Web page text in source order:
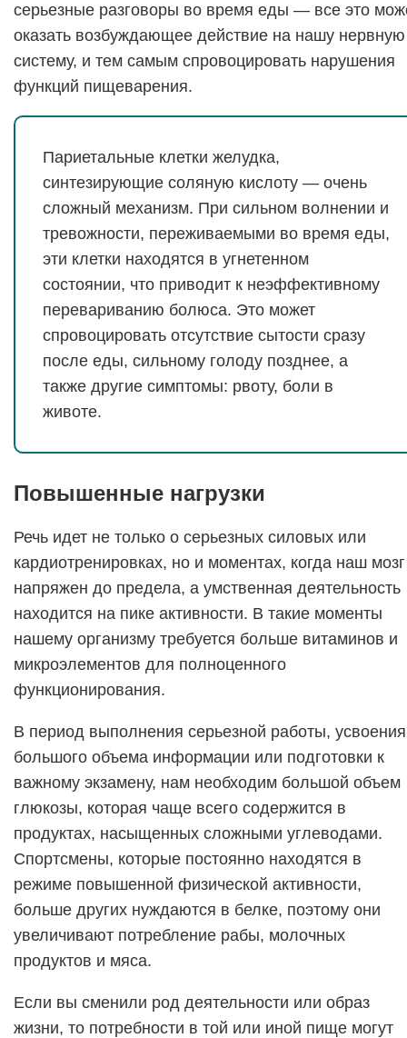
серьезные разговоры во время еды — все это
оказать возбуждающее действие на нашу нервную
систему, и тем самым спровоцировать нарушения
функций пищеварения.
Париетальные клетки желудка,
синтезирующие соляную кислоту — очень
сложный механизм. При сильном волнении и
тревожности, переживаемыми во время еды,
эти клетки находятся в угнетенном
состоянии, что приводит к неэффективному
перевариванию болюса. Это может
спровоцировать отсутствие сытости сразу
после еды, сильному голоду позднее, а
также другие симптомы: рвоту, боли в
животе.
Повышенные нагрузки
Речь идет не только о серьезных силовых или
кардиотренировках, но и моментах, когда наш мозг
напряжен до предела, а умственная деятельность
находится на пике активности. В такие моменты
нашему организму требуется больше витаминов и
микроэлементов для полноценного
функционирования.
В период выполнения серьезной работы, усвоения
большого объема информации или подготовки к
важному экзамену, нам необходим большой объем
глюкозы, которая чаще всего содержится в
продуктах, насыщенных сложными углеводами.
Спортсмены, которые постоянно находятся в
режиме повышенной физической активности,
больше других нуждаются в белке, поэтому они
увеличивают потребление рабы, молочных
продуктов и мяса.
Если вы сменили род деятельности или образ
жизни, то потребности в той или иной пище могут